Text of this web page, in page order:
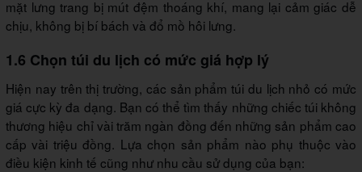
mặt lưng trang bị mút đệm thoáng khí, mang lại cảm giác dễ
chịu, không bị bí bách và đổ mồ hôi lưng.
1.6 Chọn túi du lịch có mức giá hợp lý
Hiện nay trên thị trường, các sản phẩm túi du lịch nhỏ có mức
giá cực kỳ đa dạng. Bạn có thể tìm thấy những chiếc túi không
thương hiệu chỉ vài trăm ngàn đồng đến những sản phẩm cao
cấp vài triệu đồng. Lựa chọn sản phẩm nào phụ thuộc vào
điều kiện kinh tế cũng như nhu cầu sử dụng của bạn: